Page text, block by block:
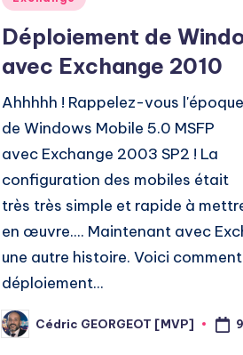
Déploiement de
avec Exchange 2010
Ahhhhh ! Rappelez-vous l'époque
de Windows Mobile 5.0 MSFP
avec Exchange 2003 SP2 ! La
configuration des mobiles était
très très simple et rapide à
en œuvre.... Maintenant avec
une autre histoire. Voici
déploiement...
Posted
by
Cédric GEORGEOT [MVP]